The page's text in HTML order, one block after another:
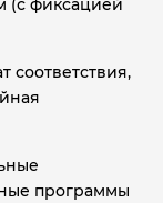
(с фиксацией
соответствия,
программы